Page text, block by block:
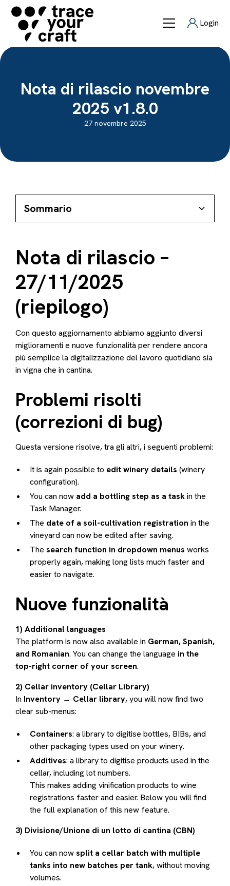
Login
Nota di rilascio novembre
2025 v1.8.0
27 novembre 2025
Sommario
1) Informazioni generali
2) Situazioni (scenari di dosaggio preimpostati)
3) Salvare l'additivo
(tracciabilità)
Come aggiungere molto
Campi del modulo del lotto
Nota di rilascio –
27/11/2025
(riepilogo)
Con questo aggiornamento abbiamo aggiunto diversi
miglioramenti e nuove funzionalità per rendere ancora
più semplice la digitalizzazione del lavoro quotidiano sia
in vigna che in cantina.
Problemi risolti
(correzioni di bug)
Questa versione risolve, tra gli altri, i seguenti problemi:
It is again possible to edit winery details (winery
configuration).
You can now add a bottling step as a taskin the
Task Manager.
The date of a soil-cultivation registration in the
vineyard can now be edited after saving.
The search function in dropdown menus works
properly again, making long lists much faster and
easier to navigate.
Nuove funzionalità
1) Additional languages
The platform is now also available in German, Spanish,
and Romanian. You can change the language in the
top-right corner of your screen.
2) Cellar inventory (Cellar Library)
In Inventory → Cellar library, you will now find two
clear sub-menus:
Containers: a library to digitise bottles, BIBs, and
other packaging types used on your winery.
Additives: a library to digitise products used in the
cellar, including lot numbers.
This makes adding vinification products to wine
registrations faster and easier. Below you will find
the full explanation of this new feature.
3) Divisione/Unione di un lotto di cantina (CBN)
You can nowsplit a cellar batch with multiple
tanks into new batches per tank, without moving
volumes.